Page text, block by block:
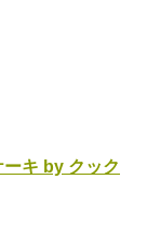
キ by クック